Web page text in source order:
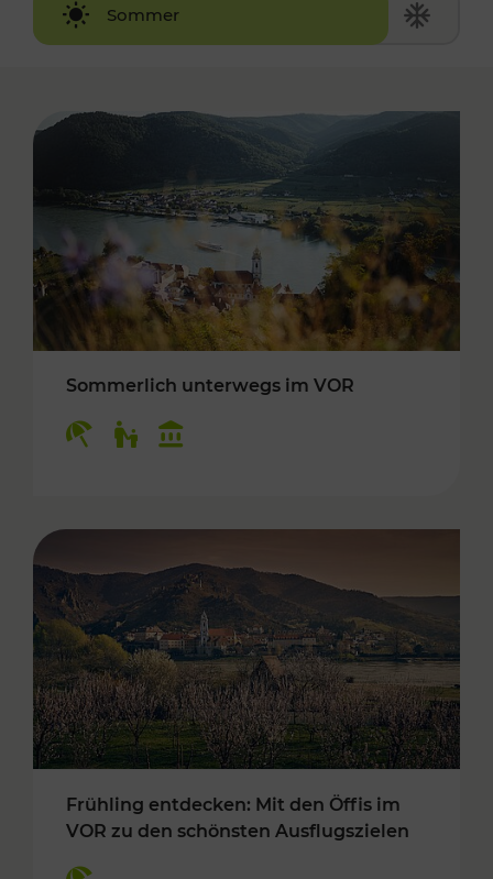
Sommer
Winter
Sommerlich unterwegs im VOR
Frühling entdecken: Mit den Öffis im
VOR zu den schönsten Ausflugszielen